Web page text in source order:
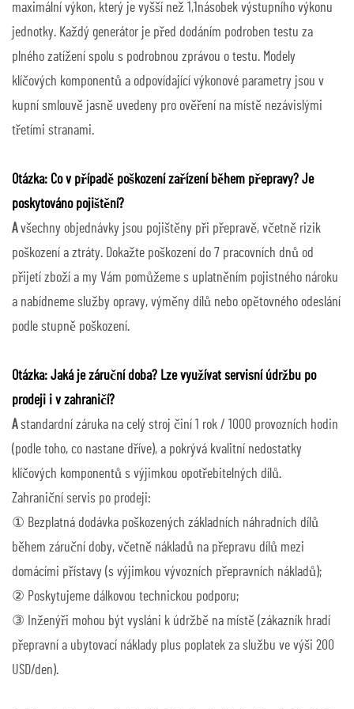
maximální výkon, který je vyšší než 1,1násobek výstupního výkonu
jednotky. Každý generátor je před dodáním podroben testu za
plného zatížení spolu s podrobnou zprávou o testu. Modely
klíčových komponentů a odpovídající výkonové parametry jsou v
kupní smlouvě jasně uvedeny pro ověření na místě nezávislými
třetími stranami.
Otázka: Co v případě poškození zařízení během přepravy? Je
poskytováno pojištění?
Avšechny objednávky jsou pojištěny při přepravě, včetně rizik
poškození a ztráty. Dokažte poškození do 7 pracovních dnů od
přijetí zboží a my Vám pomůžeme s uplatněním pojistného nároku
a nabídneme služby opravy, výměny dílů nebo opětovného odeslání
podle stupně poškození.
Otázka: Jaká je záruční doba? Lze využívat servisní údržbu po
prodeji i v zahraničí?
Astandardní záruka na celý stroj činí 1 rok / 1000 provozních hodin
(podle toho, co nastane dříve), a pokrývá kvalitní nedostatky
klíčových komponentů s výjimkou opotřebitelných dílů.
Zahraniční servis po prodeji:
① Bezplatná dodávka poškozených základních náhradních dílů
během záruční doby, včetně nákladů na přepravu dílů mezi
domácími přístavy (s výjimkou vývozních přepravních nákladů);
② Poskytujeme dálkovou technickou podporu;
③ Inženýři mohou být vysláni k údržbě na místě (zákazník hradí
přepravní a ubytovací náklady plus poplatek za službu ve výši 200
USD/den).